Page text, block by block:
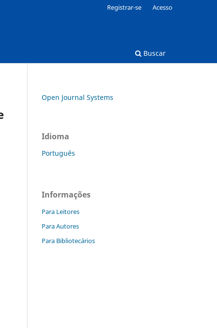
Buscar
Registrar-se Acesso
Open Journal Systems
Idioma
Português
Informações
Para Leitores
Para Autores
Para Bibliotecários